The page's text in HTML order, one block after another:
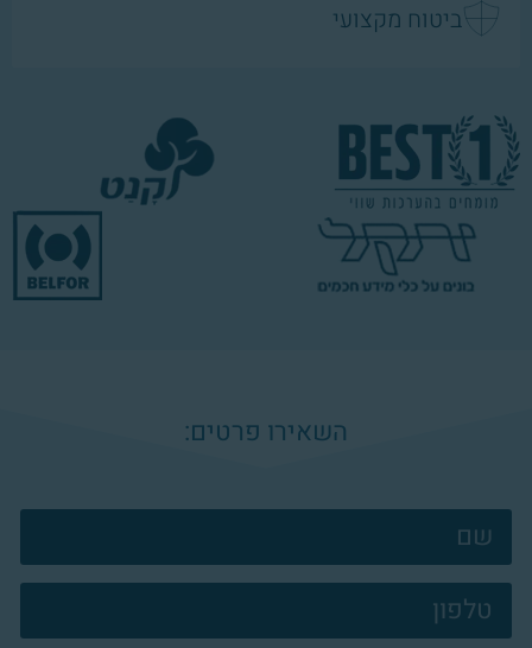
ביטוח מקצועי
השאירו פרטים:
צרו
קשר
פוטר